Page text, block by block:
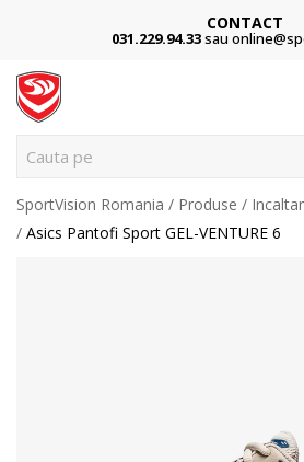
CONTACT
031.229.94.33sau
Cauta pe s
SportVision Romania Produse
Asics Pantofi Sport GEL-VENTURE 6